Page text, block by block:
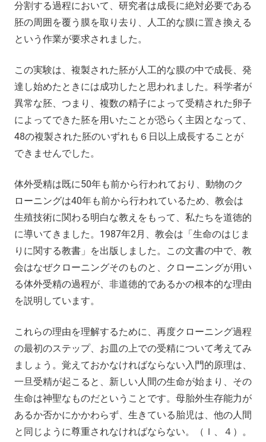
分割する過程において、研究者は成長に絶対必要である
胚の周囲を覆う膜を取り去り、人工的な膜に置き換える
という作業が要求されました。
この実験は、複製された胚が人工的な膜の中で成長、発
達し始めたときには成功したと思われました。科学者が
異常な胚、つまり、複数の精子によって受精された卵子
によってできた胚を用いたことが恐らく主因となって、
48の複製された胚のいずれも６日以上成長することが
できませんでした。
体外受精は既に50年も前から行われており、動物のク
ローニングは40年も前から行われているため、教会は
生殖技術に関わる明白な教えをもって、私たちを道徳的
に導いてきました。1987年2月、教会は「生命のはじま
りに関する教書」を出版しました。この文書の中で、教
会はなぜクローニングそのものと、クローニングが用い
る体外受精の過程が、非道徳的であるかの根本的な理由
を説明しています。
これらの理由を理解するために、再度クローニング過程
の最初のステップ、お皿の上での受精について考えてみ
ましょう。覚えておかなければならない入門的原理は、
一旦受精が起こると、新しい人間の生命が始まり、その
生命は神聖なものだということです。母胎外生存能力が
あるか否かにかかわらず、生きている胎児は、他の人間
と同じように尊重されなければならない。（Ｉ、４）。